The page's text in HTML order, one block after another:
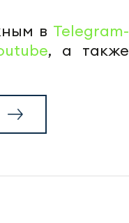
в Telegram-
, а также